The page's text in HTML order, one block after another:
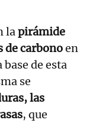
lapirámide
de carbonoen
de esta
se
las
, que